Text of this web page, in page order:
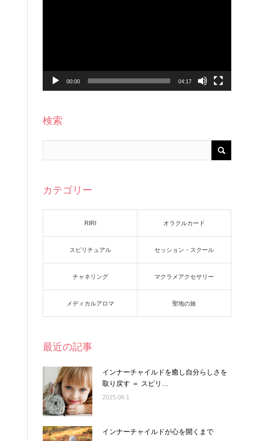
00:00 04:17
検索
カテゴリー
RIRI オラクルカード
スピリチュアル セッション・スクール
チャネリング マクラメアクセサリー
メディカルアロマ 聖地の旅
最近の記事
インナーチャイルドを癒し自分らしさを
取り戻す ＝ スピリ…
2025.06.1
インナーチャイルドが心を開くまで